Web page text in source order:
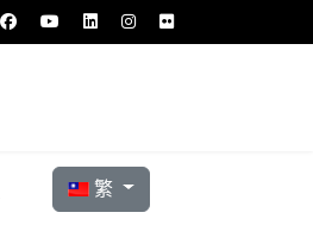
選擇你的語言
繁